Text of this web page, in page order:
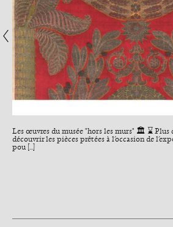
Les œuvres du musée "hors les murs" 🏛️ ⌛ Plus
découvrir les pièces prêtées à l’occasion de
pou [...]